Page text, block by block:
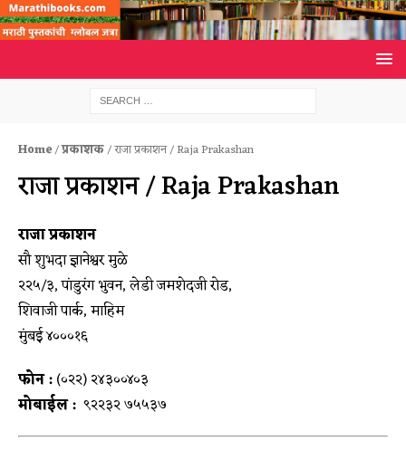
Home/प्रकाशक/ राजा प्रकाशन / Raja Prakashan
राजा प्रकाशन / Raja Prakashan
राजा प्रकाशन
सौ शुभदा ज्ञानेश्वर मुळे
२२५/३, पांडुरंग भुवन, लेडी जमशेदजी रोड,
शिवाजी पार्क, माहिम
मुंबई ४०००१६
फोन :(०२२) २४३००४०३
मोबाईल : ९२२३२ ७५५३७